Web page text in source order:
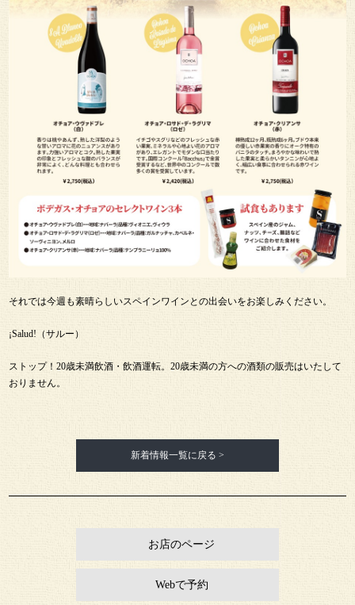
それでは今週も素晴らしいスペインワインとの出会いをお楽しみください。
¡Salud!（サルー）
ストップ！20歳未満飲酒・飲酒運転。20歳未満の方への酒類の販売はいたして
おりません。
新着情報一覧に戻る >
お店のページ
Webで予約